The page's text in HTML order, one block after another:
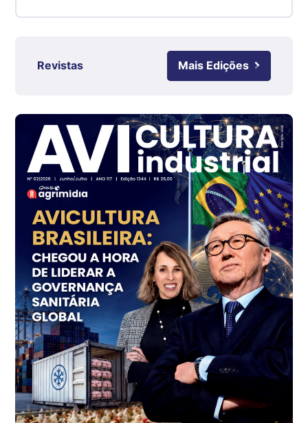
RS
Ovo Branco - Regional
Ovo Branco - Regional
Branco
R$ 144,99
cx
Ovo Vermelho - Regional
Grande São Paulo (SP)
R$ 153,38
cx
Ovo Vermelho - Regional
Vermelho
R$ 156,33
cx
Ovo Branco - Regional
Bastos (SP)
R$ 134,40
cx
Revistas Mais Edições